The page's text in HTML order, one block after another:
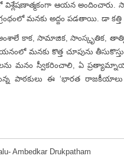
విశ్లేషణాత్మకంగా ఆయన అందించారు.
మనకు అద్దం పడతాయి. డా కత్తి
కాక, సామాజిక, సాంస్కృతిక, తాత్విక
మనకు కొత్త చూపును
మనం స్వీకరించాలి, ఏ
పాఠకులు ఈ ‘భారత
Ambedkar Drukpatham